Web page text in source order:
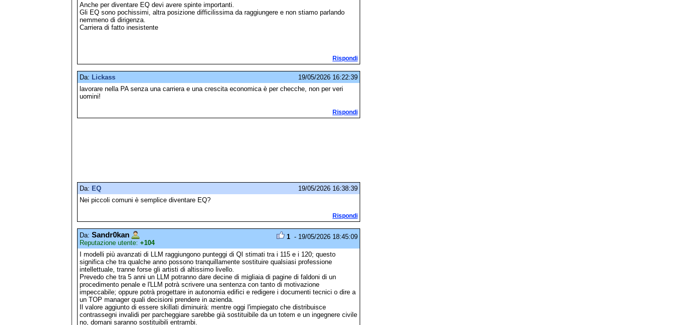
Anche per diventare EQ devi avere spinte importanti.
Gli EQ sono pochissimi, altra posizione difficilissima da raggiungere e non stiamo parlando
nemmeno di dirigenza.
Carriera di fatto inesistente
Rispondi
Da: Lickass
19/05/2026 16:22:39
lavorare nella PA senza una carriera e una crescita economica è per checche, non per veri
uomini!
Rispondi
Da: EQ
19/05/2026 16:38:39
Nei piccoli comuni è semplice diventare EQ?
Rispondi
Da: Sandr0kan
Reputazione utente: +104
1 - 19/05/2026 18:45:09
I modelli più avanzati di LLM raggiungono punteggi di QI stimati tra i 115 e i 120; questo
significa che tra qualche anno possono tranquillamente sostituire qualsiasi professione
intellettuale, tranne forse gli artisti di altissimo livello.
Prevedo che tra 5 anni un LLM potranno dare decine di migliaia di pagine di faldoni di un
procedimento penale e l'LLM potrà scrivere una sentenza con tanto di motivazione
impeccabile; oppure potrà progettare in autonomia edifici e redigere i documenti tecnici o dire a
un TOP manager quali decisioni prendere in azienda.
Il valore aggiunto di essere skillati diminuirà: mentre oggi l'impiegato che distribuisce
contrassegni invalidi per parcheggiare sarebbe già sostituibile da un totem e un ingegnere civile
no, domani saranno sostituibili entrambi.